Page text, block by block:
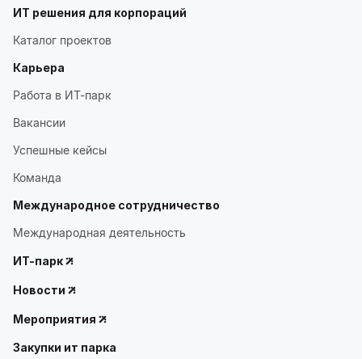
ИТ решения для корпораций
Каталог проектов
Карьера
Работа в ИТ-парк
Вакансии
Успешные кейсы
Команда
Международное сотрудничество
Международная деятельность
ИТ-парк
Новости
Мероприятия
Закупки ит парка